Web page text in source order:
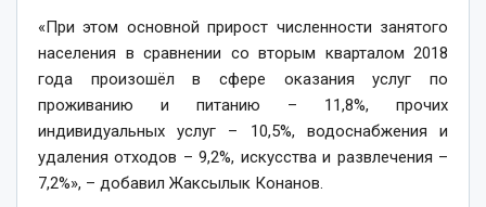
«При этом основной прирост численности занятого
населения в сравнении со вторым кварталом 2018
года произошёл в сфере оказания услуг по
проживанию и питанию – 11,8%, прочих
индивидуальных услуг – 10,5%, водоснабжения и
удаления отходов – 9,2%, искусства и развлечения –
7,2%», – добавил Жаксылык Конанов.